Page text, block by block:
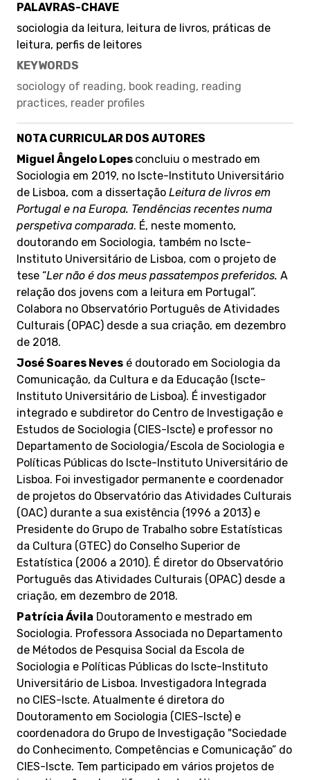
PALAVRAS-CHAVE
sociologia da leitura, leitura de livros, práticas de
leitura, perfis de leitores
KEYWORDS
sociology of reading, book reading, reading
practices, reader profiles
NOTA CURRICULAR DOS AUTORES
Miguel Ângelo Lopes concluiu o mestrado em
Sociologia em 2019, no Iscte-Instituto Universitário
de Lisboa, com a dissertação Leitura de livros em
Portugal e na Europa. Tendências recentes numa
perspetiva comparada. É, neste momento,
doutorando em Sociologia, também no Iscte-
Instituto Universitário de Lisboa, com o projeto de
tese “Ler não é dos meus passatempos preferidos. A
relação dos jovens com a leitura em Portugal”.
Colabora no Observatório Português de Atividades
Culturais (OPAC) desde a sua criação, em dezembro
de 2018.
José Soares Neves é doutorado em Sociologia da
Comunicação, da Cultura e da Educação (Iscte-
Instituto Universitário de Lisboa). É investigador
integrado e subdiretor do Centro de Investigação e
Estudos de Sociologia (CIES-Iscte) e professor no
Departamento de Sociologia/Escola de Sociologia e
Políticas Públicas do Iscte-Instituto Universitário de
Lisboa. Foi investigador permanente e coordenador
de projetos do Observatório das Atividades Culturais
(OAC) durante a sua existência (1996 a 2013) e
Presidente do Grupo de Trabalho sobre Estatísticas
da Cultura (GTEC) do Conselho Superior de
Estatística (2006 a 2010). É diretor do Observatório
Português das Atividades Culturais (OPAC) desde a
criação, em dezembro de 2018.
Patrícia Ávila Doutoramento e mestrado em
Sociologia. Professora Associada no Departamento
de Métodos de Pesquisa Social da Escola de
Sociologia e Políticas Públicas do Iscte-Instituto
Universitário de Lisboa. Investigadora Integrada
no CIES-Iscte. Atualmente é diretora do
Doutoramento em Sociologia (CIES-Iscte) e
coordenadora do Grupo de Investigação "Sociedade
do Conhecimento, Competências e Comunicação” do
CIES-Iscte. Tem participado em vários projetos de